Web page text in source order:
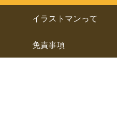
ッ
イラストマンって
免責事項